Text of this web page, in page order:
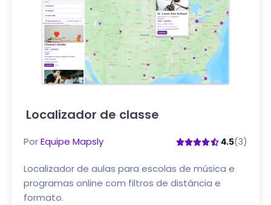
Localizador de classe
PorEquipe Mapsly 4.5(3)
Localizador de aulas para escolas de música e
programas online com filtros de distância e
formato.